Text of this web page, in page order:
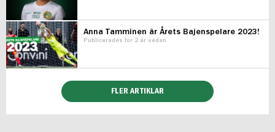
Anna Tamminen är Årets Bajenspelare 2023!
Publicerades för 2 år sedan
FLER ARTIKLAR